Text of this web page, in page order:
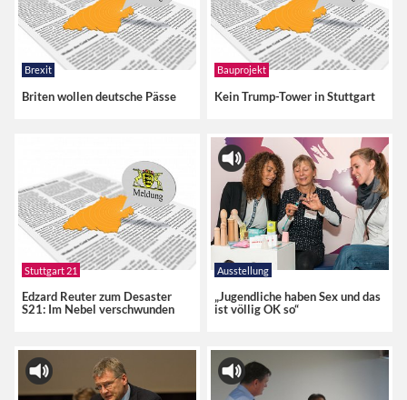
Brexit
Briten wollen deutsche Pässe
Bauprojekt
Kein Trump-Tower in Stuttgart
Stuttgart 21
Edzard Reuter zum Desaster
S21: Im Nebel verschwunden
Ausstellung
„Jugendliche haben Sex und das
ist völlig OK so“